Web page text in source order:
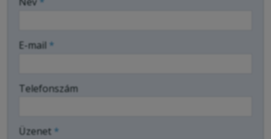
-
-
E-mail *
Telefonszám
Üzenet *